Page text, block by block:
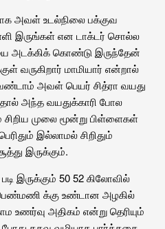
அவள் உடல்நிலை பக்குவ
இருங்கள் என டாக்டர் சொல்ல
அடக்கிக் கொண்டு இருந்தேன்
வருகிறார் மாமியார் என்றால்
அவள் பெயர் சித்ரா வயது
அந்த வயதுக்காரி போல
சிறிய முலை மூன்று பிள்ளைகள்
இல்லாமல் சிறிதும்
இருக்கும்.
இருக்கும் 50 52 கிலோவில்
பெண்மணி க்கு உண்டான அழகில்
உணர்வு அதிகம் என்று தெரியும்